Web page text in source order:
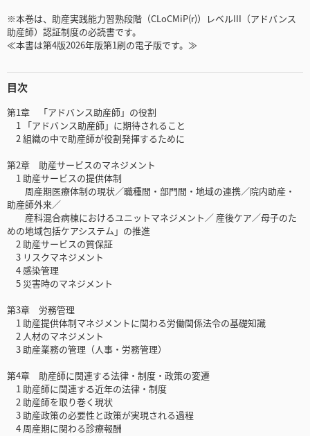
※本巻は、助産実践能力習熟段階（CLoCMiP(r)）レベルIII（アドバンス
助産師）認証制度の必読書です。
≪本書は第4版2026年版第1刷の電子版です。≫
目次
第1章 「アドバンス助産師」の役割
1 「アドバンス助産師」に期待されること
2 組織の中で助産師が役割発揮するために
第2章 助産サービスのマネジメント
1 助産サービスの提供体制
周産期医療体制の現状／職種間・部門間・地域の連携／院内助産・
助産師外来／
産科混合病棟におけるユニットマネジメント／ 産後ケア／母子のた
めの地域包括ケアシステム」の推進
2 助産サービスの質保証
3 リスクマネジメント
4 感染管理
5 災害時のマネジメント
第3章 労務管理
1 助産提供体制マネジメントに関わる労働関係法令の基礎知識
2 人材のマネジメント
3 助産業務の管理（人事・労務管理）
第4章 助産師に関連する法律・制度・政策の変遷
1 助産師に関連する近年の法律・制度
2 助産師を取り巻く現状
3 助産政策の必要性と政策が実現される過程
4 周産期に関わる診療報酬